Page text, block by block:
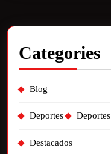
Categories
Blog
Deportes Deportes
Destacados